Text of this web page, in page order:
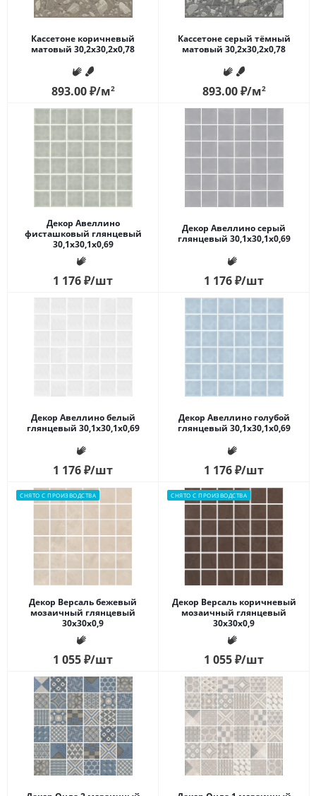
Кассетоне коричневый
матовый 30,2x30,2x0,78
893.00₽/м2
Кассетоне серый тёмный
матовый 30,2x30,2x0,78
893.00₽/м2
Декор Авеллино
фисташковый глянцевый
30,1x30,1x0,69
1 176₽/шт
Декор Авеллино серый
глянцевый 30,1x30,1x0,69
1 176₽/шт
Декор Авеллино белый
глянцевый 30,1x30,1x0,69
1 176₽/шт
Декор Авеллино голубой
глянцевый 30,1x30,1x0,69
1 176₽/шт
СНЯТО С ПРОИЗВОДСТВА
Декор Версаль бежевый
мозаичный глянцевый
30x30x0,9
1 055₽/шт
СНЯТО С ПРОИЗВОДСТВА
Декор Версаль коричневый
мозаичный глянцевый
30x30x0,9
1 055₽/шт